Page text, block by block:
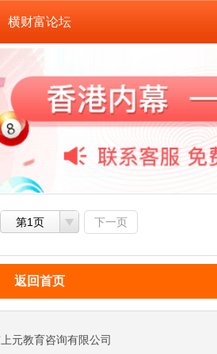
横财富论坛
第1页 下一页
返回首页
元教育咨询有限公司